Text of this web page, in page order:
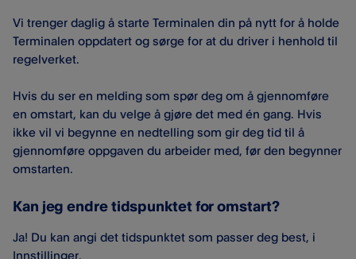
Vi trenger daglig å starte Terminalen din på nytt for å holde
Terminalen oppdatert og sørge for at du driver i henhold til
regelverket.
Hvis du ser en melding som spør deg om å gjennomføre
en omstart, kan du velge å gjøre det med én gang. Hvis
ikke vil vi begynne en nedtelling som gir deg tid til å
gjennomføre oppgaven du arbeider med, før den begynner
omstarten.
Kan jeg endre tidspunktet for omstart?
Ja! Du kan angi det tidspunktet som passer deg best, i
Innstillinger.